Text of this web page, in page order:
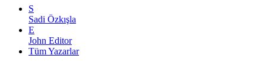
S
Sadi Özkışla
E
John Editor
Tüm Yazarlar